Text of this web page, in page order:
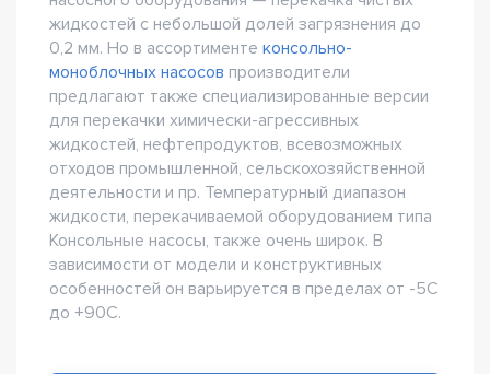
жидкостей с небольшой долей загрязнения до
0,2 мм. Но в ассортименте консольно-
моноблочных насосов производители
предлагают также специализированные версии
для перекачки химически-агрессивных
жидкостей, нефтепродуктов, всевозможных
отходов промышленной, сельскохозяйственной
деятельности и пр. Температурный диапазон
жидкости, перекачиваемой оборудованием типа
Консольные насосы, также очень широк. В
зависимости от модели и конструктивных
особенностей он варьируется в пределах от -5C
до +90С.